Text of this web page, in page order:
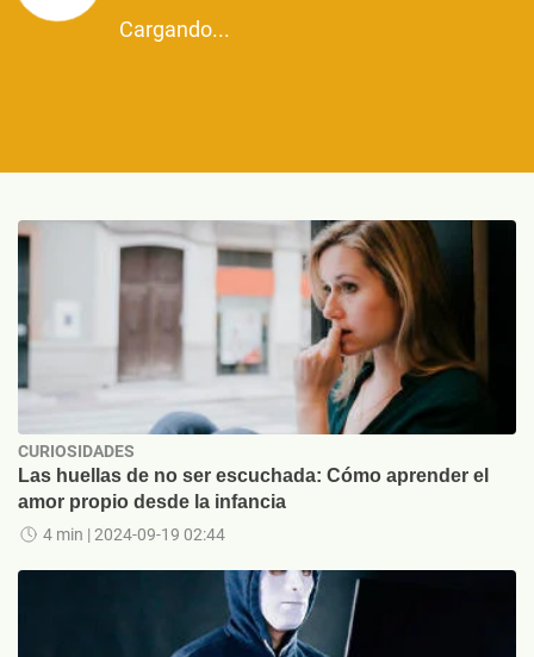
Cargando...
CURIOSIDADES
Las huellas de no ser escuchada: Cómo aprender el
amor propio desde la infancia
4 min | 2024-09-19 02:44